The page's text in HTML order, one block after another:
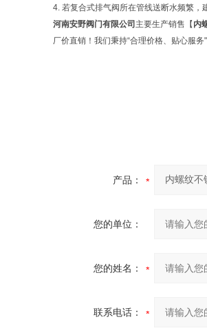
4. 若复合式排气阀所在管线送断水频繁，
河南安野阀门有限公司 主要生产销售【 内
厂价直销！我们秉持“合理价格、贴心服
产品：
您的单位：
您的姓名：
联系电话：